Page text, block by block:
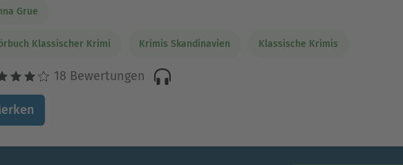
Grue
Klassischer Krimi Krimis Skandinavien Klassische Krimis
18 Bewertungen